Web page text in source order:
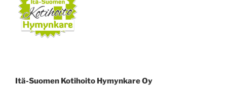
Itä-Suomen Kotihoito Hymynkare Oy